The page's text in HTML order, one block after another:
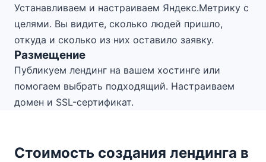
Устанавливаем и настраиваем Яндекс.Метрику с
целями. Вы видите, сколько людей пришло,
откуда и сколько из них оставило заявку.
Размещение
Публикуем лендинг на вашем хостинге или
помогаем выбрать подходящий. Настраиваем
домен и SSL-сертификат.
Стоимость создания лендинга в